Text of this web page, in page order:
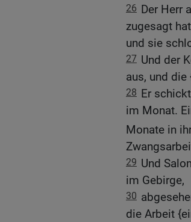
26 Der Herr
zugesagt
und sie
27 Und der
aus, und
28 Er
im Monat.
Monate in
29 Und
im Gebirge,
30
die Arbeit